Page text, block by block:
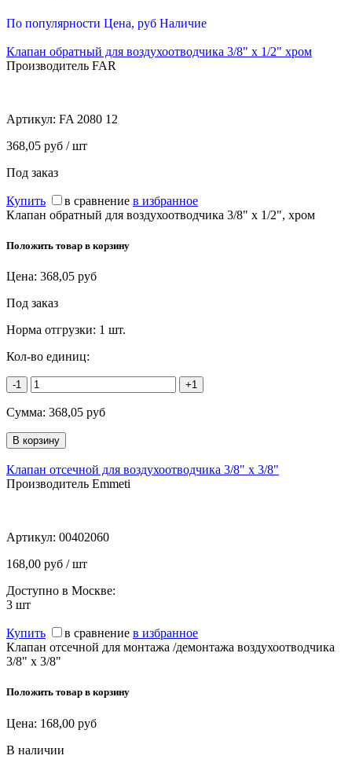
По популярности Цена, руб Наличие
Клапан обратный для воздухоотводчика 3/8" x 1/2" хром
Производитель FAR
Артикул: FA 2080 12
368,05 руб / шт
Под заказ
Купить в сравнение в избранное
Клапан обратный для воздухоотводчика 3/8" x 1/2", хром
Положить товар в корзину
Цена: 368,05 руб
Под заказ
Норма отгрузки: 1 шт.
Кол-во единиц:
-1 +1
Сумма: 368,05 руб
Клапан отсечной для воздухоотводчика 3/8" x 3/8"
Производитель Emmeti
Артикул: 00402060
168,00 руб / шт
Доступно в Москве:
3 шт
Купить в сравнение в избранное
Клапан отсечной для монтажа /демонтажа воздухоотводчика
3/8" x 3/8"
Положить товар в корзину
Цена: 168,00 руб
В наличии